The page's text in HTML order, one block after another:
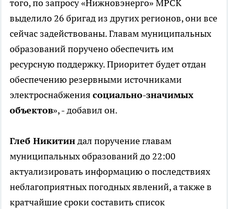
того, по запросу «Нижновэнерго» МРСК
выделило 26 бригад из других регионов, они все
сейчас задействованы. Главам муниципальных
образований поручено обеспечить им
ресурсную поддержку. Приоритет будет отдан
обеспечению резервными источниками
электроснабжения социально-значимых
объектов», - добавил он.
Глеб Никитиндал поручение главам
муниципальных образований до 22:00
актуализировать информацию о последствиях
неблагоприятных погодных явлений, а также в
кратчайшие сроки составить список